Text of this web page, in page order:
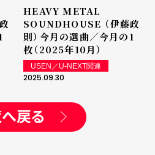
HEAVY METAL
SOUNDHOUSE （伊藤政
則）――今月の選曲／今月の1
枚（2025年10月）
USEN／U-NEXT関連
2025.09.30
戻る